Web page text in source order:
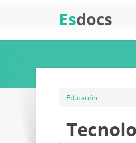
Esdocs
Educación